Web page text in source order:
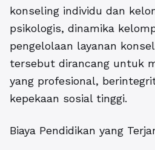
konseling individu dan
psikologis, dinamika
pengelolaan layanan
tersebut dirancang untuk
yang profesional,
kepekaan sosial tinggi.
Biaya Pendidikan yang